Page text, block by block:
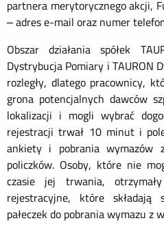
partnera merytorycznego akcji,
– adres e-mail oraz numer
Obszar działania spółek
Dystrybucja Pomiary i TAURON
rozległy, dlatego pracownicy,
grona potencjalnych dawców
lokalizacji i mogli wybrać
rejestracji trwał 10 minut i
ankiety i pobrania wymazów
policzków. Osoby, które nie
czasie jej trwania,
rejestracyjne, które
pałeczek do pobrania wymazu z